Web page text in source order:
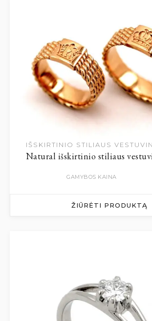
IŠSKIRTINIO STILIAUS
Natural išskirtinio stiliaus
GAMYBOS KAINA
ŽIŪRĖTI PRODUKTĄ